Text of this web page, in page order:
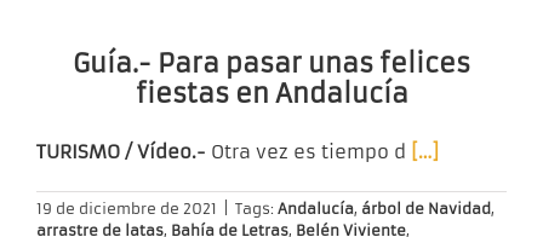
Guía.- Para pasar unas felices
fiestas en Andalucía
TURISMO / Vídeo.- Otra vez es tiempo d […]
19 de diciembre de 2021 Tags: Andalucía, árbol de Navidad,
arrastre de latas, Bahía de Letras, Belén Viviente,